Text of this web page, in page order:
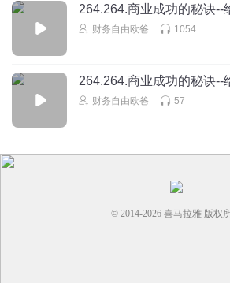
264.264.商业成功的秘诀--
财务自由欧爸 1054
264.264.商业成功的秘诀--
财务自由欧爸 57
© 2014-2026 喜马拉雅 版权